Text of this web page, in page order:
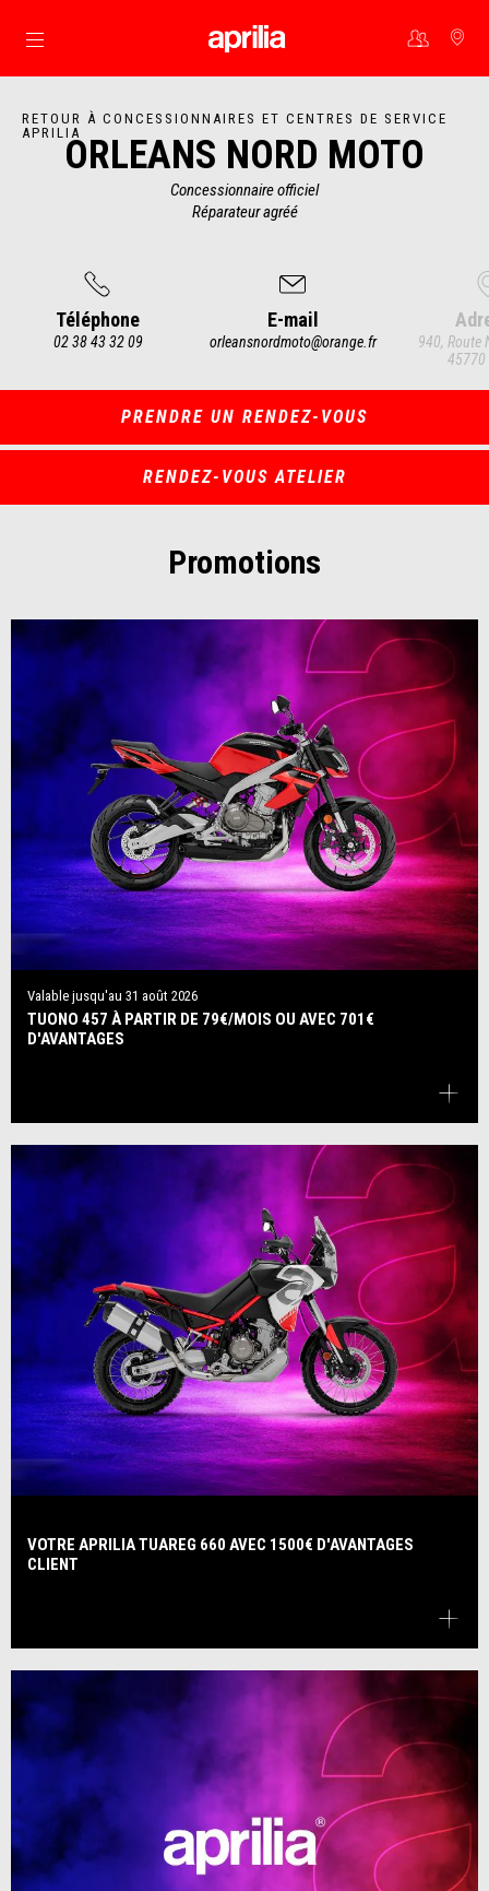
Aller au contenu principal
RETOUR À CONCESSIONNAIRES ET CENTRES DE SERVICE
APRILIAORLEANS NORD MOTO
Concessionnaire officiel
Réparateur agréé
Téléphone
02 38 43 32 09
E-mail
orleansnordmoto@orange.fr
940, Route
45770
of
PRENDRE UN RENDEZ-VOUS
RENDEZ-VOUS ATELIER
Promotions
Valable jusqu'au 31 août 2026
TUONO 457 À PARTIR DE 79€/MOIS OU AVEC 701€
D'AVANTAGES
VOTRE APRILIA TUAREG 660 AVEC 1500€ D'AVANTAGES
CLIENT